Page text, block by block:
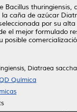
caña de azúcar
por su
el mejor formulado
posible
Diatraea
Química